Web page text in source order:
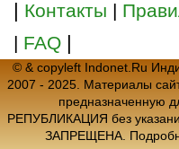
| Контакты |
| FAQ |
© & copyleft Indonet.Ru
2007 - 2025. Материалы
предназначенную
РЕПУБЛИКАЦИЯ без
ЗАПРЕЩЕНА.